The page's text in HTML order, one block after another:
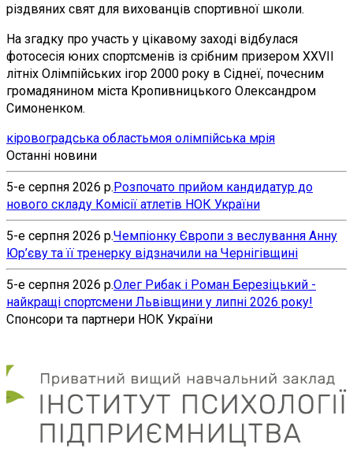
різдвяних свят для вихованців спортивної школи.
На згадку про участь у цікавому заході відбулася
фотосесія юних спортсменів із срібним призером ХХVІІ
літніх Олімпійських ігор 2000 року в Сіднеї, почесним
громадянином міста Кропивницького Олександром
Симоненком.
кіровоградська областьмоя олімпійська мрія
Останні новини
5-е серпня 2026 р.Розпочато прийом кандидатур до
нового складу Комісії атлетів НОК України
5-е серпня 2026 р.Чемпіонку Європи з веслування Анну
Юр’єву та її тренерку відзначили на Чернігівщині
5-е серпня 2026 р.Олег Рибак і Роман Березіцький -
найкращі спортсмени Львівщини у липні 2026 року!
Спонсори та партнери НОК України